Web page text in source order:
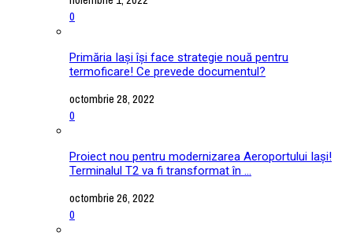
0
Primăria Iași își face strategie nouă pentru
termoficare! Ce prevede documentul?
octombrie 28, 2022
0
Proiect nou pentru modernizarea Aeroportului Iași!
Terminalul T2 va fi transformat în ...
octombrie 26, 2022
0